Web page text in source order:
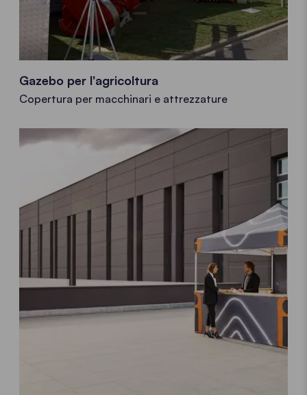
Gazebo per l'agricoltura
Copertura per macchinari e attrezzature